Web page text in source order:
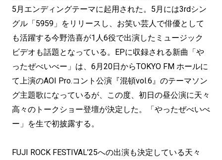
5月エンディングテーマに起用された。5月には3rdシン
グル「5959」をリリースし、お笑い芸人で俳優として
も活躍する今野浩喜が1人6役で出演したミュージック
ビデオも話題となっている。EPに収録される新曲「や
ったぜべいべー」は、6月20日からTOKYO FM ホールに
て上演のAOI Pro.コント公演『混頓vol.6』のテーマソン
グ主題歌になっているが、この度、初日の昼公演に天々
高々のトークショー登壇が決定した。「やったぜべいべ
ー」を生で初披露する。
FUJI ROCK FESTIVAL’25への出演も決定している天々